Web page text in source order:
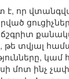
է, որ
թե տվյալ
կամ
մոտ ինչ